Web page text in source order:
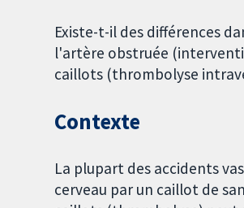
Existe-t-il des différences
l'artère obstruée
caillots (thrombolyse
Contexte
La plupart des accidents
cerveau par un caillot de